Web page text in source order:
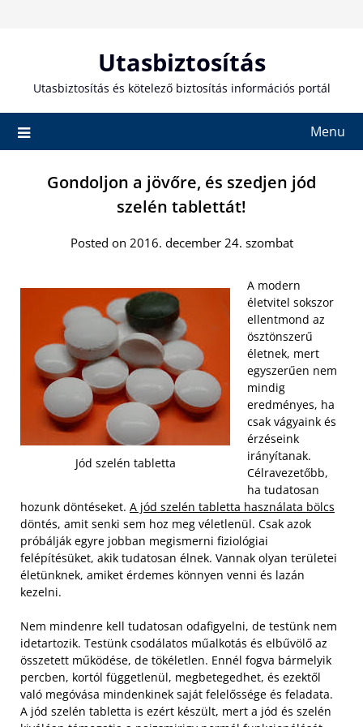
Utasbiztosítás
Utasbiztosítás és kötelező biztosítás információs portál
Menu
Gondoljon a jövőre, és szedjen jód
szelén tablettát!
Posted on 2016. december 24. szombat
Jód szelén tabletta
A modern
életvitel sokszor
ellentmond az
ösztönszerű
életnek, mert
egyszerűen nem
mindig
eredményes, ha
csak vágyaink és
érzéseink
irányítanak.
Célravezetőbb,
ha tudatosan
hozunk döntéseket. A jód szelén tabletta használata bölcs
döntés, amit senki sem hoz meg véletlenül. Csak azok
próbálják egyre jobban megismerni fiziológiai
felépítésüket, akik tudatosan élnek. Vannak olyan területei
életünknek, amiket érdemes könnyen venni és lazán
kezelni.
Nem mindenre kell tudatosan odafigyelni, de testünk nem
idetartozik. Testünk csodálatos műalkotás és elbűvölő az
összetett működése, de tökéletlen. Ennél fogva bármelyik
percben, kortól függetlenül, megbetegedhet, és ezektől
való megóvása mindenkinek saját felelőssége és feladata.
A jód szelén tabletta is ezért készült, mert a jód és szelén